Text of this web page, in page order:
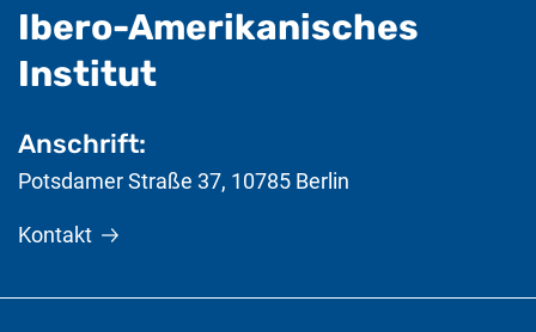
Ibero-Amerikanisches
Institut- nützliche
Anschrift:
Potsdamer Straße 37, 10785 Berlin
Kontakt